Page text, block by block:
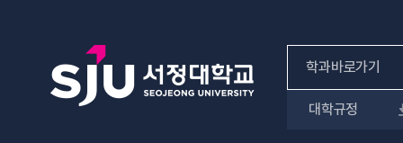
학과바로가기
인문사회계열
대학규정